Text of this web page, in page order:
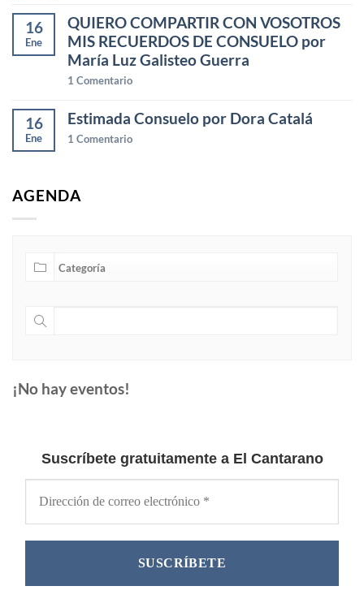
16
Ene
QUIERO COMPARTIR CON VOSOTROS
MIS RECUERDOS DE CONSUELO por
María Luz Galisteo Guerra
1 Comentario
16
Ene
Estimada Consuelo por Dora Catalá
1 Comentario
AGENDA
¡No hay eventos!
Suscríbete gratuitamente a El Cantarano